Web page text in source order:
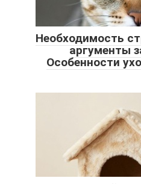
Необходимость
аргументы
Особенности